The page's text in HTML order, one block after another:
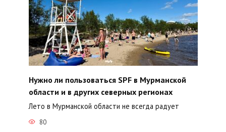
Нужно ли пользоваться SPF в Мурманской
области и в других северных регионах
Лето в Мурманской области не всегда радует
80